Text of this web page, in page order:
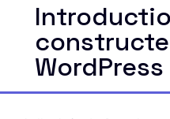
WordPress